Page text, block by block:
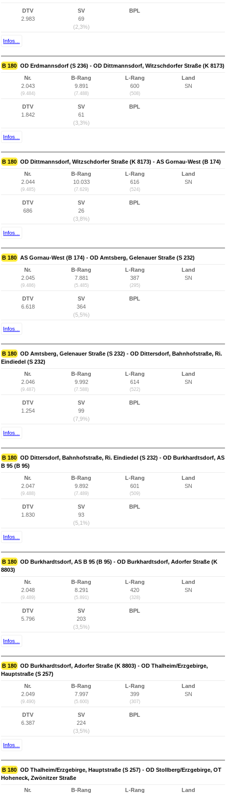
DTV
2.983
SV
69
(2,3%)
BPL
Infos...
B 180 OD Erdmannsdorf (S 236) - OD Dittmannsdorf, Witzschdorfer Straße (K 8173)
Nr.
2.043
(9.484)
B-Rang
9.891
(7.488)
L-Rang
600
(508)
Land
SN
DTV
1.842
SV
61
(3,3%)
BPL
Infos...
B 180 OD Dittmannsdorf, Witzschdorfer Straße (K 8173) - AS Gornau-West (B 174)
Nr.
2.044
(9.485)
B-Rang
10.033
(7.629)
L-Rang
616
(524)
Land
SN
DTV
686
SV
26
(3,8%)
BPL
Infos...
B 180 AS Gornau-West (B 174) - OD Amtsberg, Gelenauer Straße (S 232)
Nr.
2.045
(9.486)
B-Rang
7.881
(5.485)
L-Rang
387
(295)
Land
SN
DTV
6.618
SV
364
(5,5%)
BPL
Infos...
B 180 OD Amtsberg, Gelenauer Straße (S 232) - OD Dittersdorf, Bahnhofstraße, Ri.
Eindiedel (S 232)
Nr.
2.046
(9.487)
B-Rang
9.992
(7.588)
L-Rang
614
(522)
Land
SN
DTV
1.254
SV
99
(7,9%)
BPL
Infos...
B 180 OD Dittersdorf, Bahnhofstraße, Ri. Eindiedel (S 232) - OD Burkhardtsdorf, AS
B 95 (B 95)
Nr.
2.047
(9.488)
B-Rang
9.892
(7.489)
L-Rang
601
(509)
Land
SN
DTV
1.830
SV
93
(5,1%)
BPL
Infos...
B 180 OD Burkhardtsdorf, AS B 95 (B 95) - OD Burkhardtsdorf, Adorfer Straße (K
8803)
Nr.
2.048
(9.489)
B-Rang
8.291
(5.891)
L-Rang
420
(328)
Land
SN
DTV
5.796
SV
203
(3,5%)
BPL
Infos...
B 180 OD Burkhardtsdorf, Adorfer Straße (K 8803) - OD Thalheim/Erzgebirge,
Hauptstraße (S 257)
Nr.
2.049
(9.490)
B-Rang
7.997
(5.600)
L-Rang
399
(307)
Land
SN
DTV
6.387
SV
224
(3,5%)
BPL
Infos...
B 180 OD Thalheim/Erzgebirge, Hauptstraße (S 257) - OD Stollberg/Erzgebirge, OT
Hoheneck, Zwönitzer Straße
Nr. B-Rang L-Rang Land